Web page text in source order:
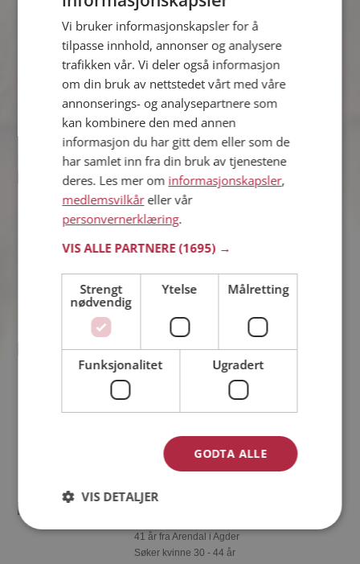
43 år fra Arendal i Agder
Søker kvinne 18 - 59 år
Om ett minutt kan du være medlem på
Møteplassen, og se om Stig er
drømmende eller praktisk! Det er
lettere å finne kjærligheten på nettet!
Kim Arne
36 år fra Arendal i Agder
Søker kvinne 25 - 39 år
Tror du Kim Arne har et fotoalbum på
Det finnes tusener av fotoalbum med
spennende bilder på sidene.
Nils O
45 år fra Arendal i Agder
Søker kvinne 18 - 59 år
på Møteplassen får du vite alle mulige
detaljer om de single.
41 år fra Arendal i Agder
Søker kvinne 30 - 44 år
Vi bruker informasjonskapsler for å
tilpasse innhold, annonser og analysere
trafikken vår. Vi deler også informasjon
om din bruk av nettstedet vårt med våre
annonserings- og analysepartnere som
kan kombinere den med annen
informasjon du har gitt dem eller som de
har samlet inn fra din bruk av tjenestene
deres. Les mer om informasjonskapsler,
medlemsvilkåreller vår
personvernerklæring.
VIS ALLE PARTNERE(1695) →
Strengt
nødvendig
Ytelse Målretting
Funksjonalitet Ugradert
GODTA ALLE
VIS DETALJER